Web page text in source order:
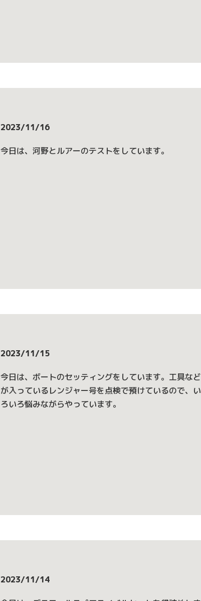
2023/11/16
今日は、河野とルアーのテストをしています。
2023/11/15
今日は、ボートのセッティングをしています。工具など
が入っているレンジャー号を点検で預けているので、い
ろいろ悩みながらやっています。
2023/11/14